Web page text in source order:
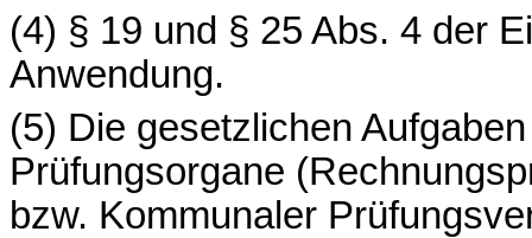
(4) § 19 und § 25 Abs. 4 der
Anwendung.
(5) Die gesetzlichen
Prüfungsorgane
bzw. Kommunaler